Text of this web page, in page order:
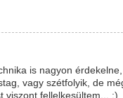
is nagyon
vagy szétfolyik, de
viszont fellelkesültem... :)